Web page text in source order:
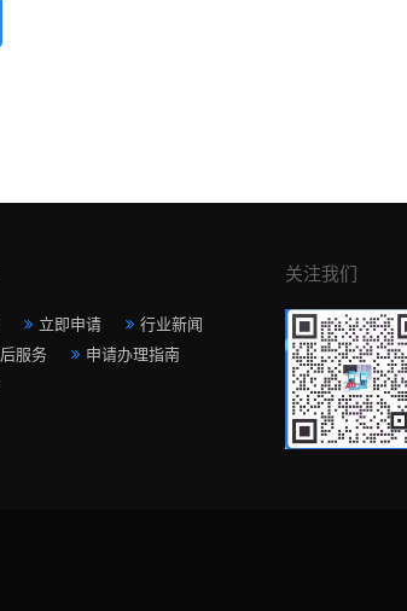
立即申请
行业新闻
服务
申请办理指南
关注我们